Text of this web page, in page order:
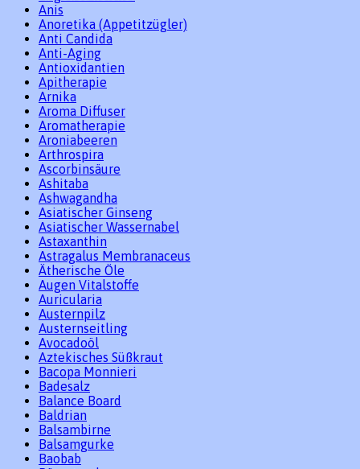
Anis
Anoretika (Appetitzügler)
Anti Candida
Anti-Aging
Antioxidantien
Apitherapie
Arnika
Aroma Diffuser
Aromatherapie
Aroniabeeren
Arthrospira
Ascorbinsäure
Ashitaba
Ashwagandha
Asiatischer Ginseng
Asiatischer Wassernabel
Astaxanthin
Astragalus Membranaceus
Ätherische Öle
Augen Vitalstoffe
Auricularia
Austernpilz
Austernseitling
Avocadoöl
Aztekisches Süßkraut
Bacopa Monnieri
Badesalz
Balance Board
Baldrian
Balsambirne
Balsamgurke
Baobab